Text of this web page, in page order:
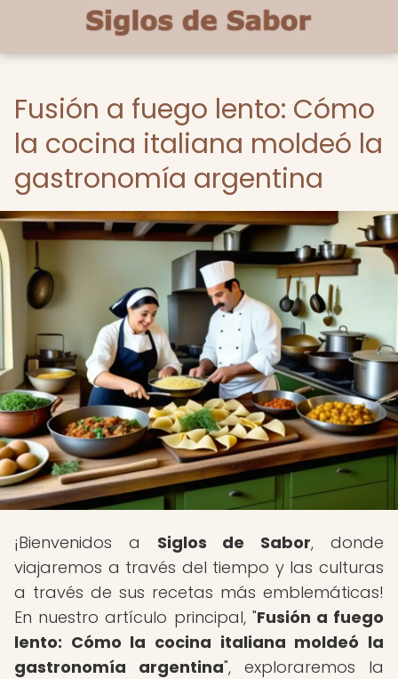
Fusión a fuego lento: Cómo
la cocina italiana moldeó la
gastronomía argentina
¡Bienvenidos a Siglos de Sabor, donde
viajaremos a través del tiempo y las culturas
a través de sus recetas más emblemáticas!
En nuestro artículo principal, "Fusión a fuego
lento: Cómo la cocina italiana moldeó la
gastronomía argentina", exploraremos la